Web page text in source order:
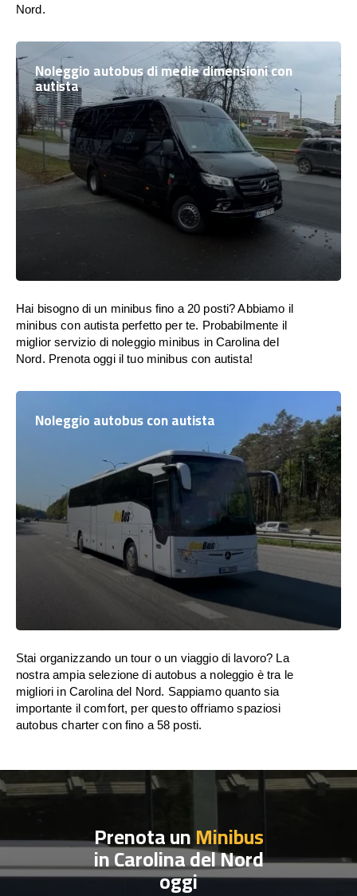
Nord.
Noleggio autobus di medie dimensioni con
autista
Hai bisogno di un minibus fino a 20 posti? Abbiamo il
minibus con autista perfetto per te. Probabilmente il
miglior servizio di noleggio minibus in Carolina del
Nord. Prenota oggi il tuo minibus con autista!
Noleggio autobus con autista
Stai organizzando un tour o un viaggio di lavoro? La
nostra ampia selezione di autobus a noleggio è tra le
migliori in Carolina del Nord. Sappiamo quanto sia
importante il comfort, per questo offriamo spaziosi
autobus charter con fino a 58 posti.
Prenota unMinibus
in Carolina del Nord
oggi